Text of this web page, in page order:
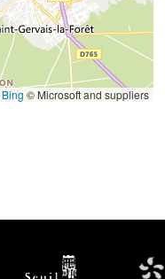
Bing © Microsoft and suppliers